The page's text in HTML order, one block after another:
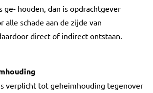
ge- houden, dan is opdrachtgever
alle schade aan de zijde van
direct of indirect ontstaan.
verplicht tot geheimhouding tegenover